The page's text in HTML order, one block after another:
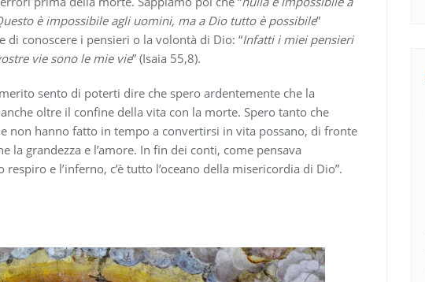
è impossibile agli uomini, ma a Dio tutto è possibile”
di conoscere i pensieri o la volontà di Dio: “Infatti i miei pensieri
vie sono le mie vie” (Isaia 55,8).
sento di poterti dire che spero ardentemente che la
oltre il confine della vita con la morte. Spero tanto che
non hanno fatto in tempo a convertirsi in vita possano, di fronte
la grandezza e l’amore. In fin dei conti, come pensava
respiro e l’inferno, c’è tutto l’oceano della misericordia di Dio”.